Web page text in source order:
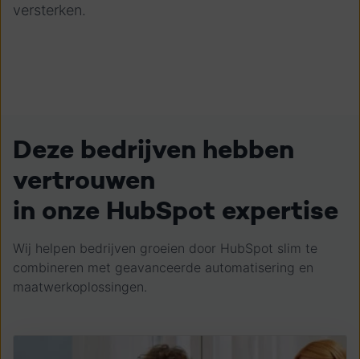
versterken.
Deze bedrijven hebben
vertrouwen
in onze HubSpot expertise
Wij helpen bedrijven groeien door HubSpot slim te
combineren met geavanceerde automatisering en
maatwerkoplossingen.